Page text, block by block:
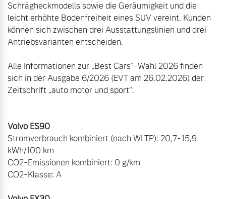
Schrägheckmodells sowie die Geräumigkeit und die
leicht erhöhte Bodenfreiheit eines SUV vereint. Kunden
können sich zwischen drei Ausstattungslinien und drei
Antriebsvarianten entscheiden.
Alle Informationen zur „Best Cars“-Wahl 2026 finden
sich in der Ausgabe 6/2026 (EVT am 26.02.2026) der
Stromverbrauch kombiniert (nach WLTP): 20,7-15,9
kWh/100 km
CO2-Emissionen kombiniert: 0 g/km
CO2-Klasse: A